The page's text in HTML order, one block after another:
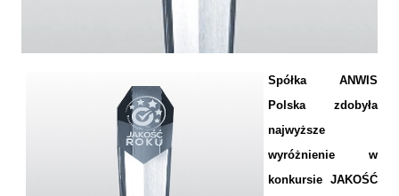
Spółka ANWIS
Polska zdobyła
najwyższe
wyróżnienie w
konkursie JAKOŚĆ